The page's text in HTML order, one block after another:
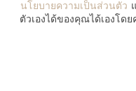
นโยบายความเป็นส่วนตัว
ตัวเองได้ของคุณได้เองโด